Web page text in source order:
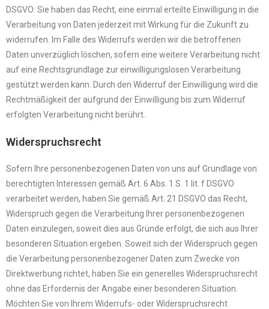
DSGVO: Sie haben das Recht, eine einmal erteilte Einwilligung in die
Verarbeitung von Daten jederzeit mit Wirkung für die Zukunft zu
widerrufen. Im Falle des Widerrufs werden wir die betroffenen
Daten unverzüglich löschen, sofern eine weitere Verarbeitung nicht
auf eine Rechtsgrundlage zur einwilligungslosen Verarbeitung
gestützt werden kann. Durch den Widerruf der Einwilligung wird die
Rechtmäßigkeit der aufgrund der Einwilligung bis zum Widerruf
erfolgten Verarbeitung nicht berührt.
Widerspruchsrecht
Sofern Ihre personenbezogenen Daten von uns auf Grundlage von
berechtigten Interessen gemäß Art. 6 Abs. 1 S. 1 lit. f DSGVO
verarbeitet werden, haben Sie gemäß Art. 21 DSGVO das Recht,
Widerspruch gegen die Verarbeitung Ihrer personenbezogenen
Daten einzulegen, soweit dies aus Gründe erfolgt, die sich aus Ihrer
besonderen Situation ergeben. Soweit sich der Widerspruch gegen
die Verarbeitung personenbezogener Daten zum Zwecke von
Direktwerbung richtet, haben Sie ein generelles Widerspruchsrecht
ohne das Erfordernis der Angabe einer besonderen Situation.
Möchten Sie von Ihrem Widerrufs- oder Widerspruchsrecht